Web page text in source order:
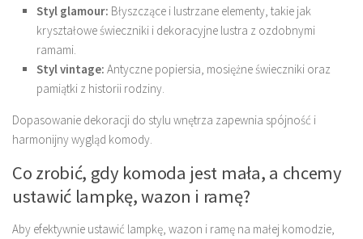
Styl glamour: Błyszczące i lustrzane elementy, takie jak
kryształowe świeczniki i dekoracyjne lustra z ozdobnymi
ramami.
Styl vintage: Antyczne popiersia, mosiężne świeczniki oraz
pamiątki z historii rodziny.
Dopasowanie dekoracji do stylu wnętrza zapewnia spójność i
harmonijny wygląd komody.
Co zrobić, gdy komoda jest mała, a chcemy
ustawić lampkę, wazon i ramę?
Aby efektywnie ustawić lampkę, wazon i ramę na małej komodzie,